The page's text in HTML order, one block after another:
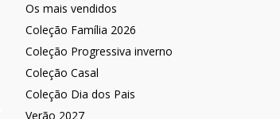
Os mais vendidos
Coleção Família 2026
Coleção Progressiva inverno
Coleção Casal
Coleção Dia dos Pais
Verão 2027